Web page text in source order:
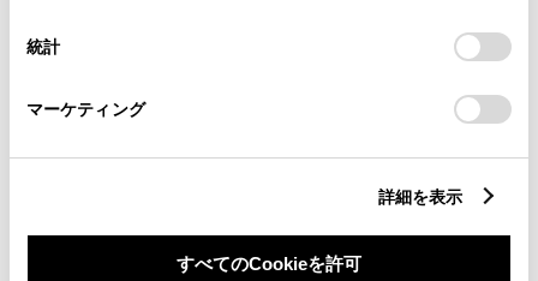
設定の変更、同意を撤回したりするにあたっては、当社の
「Cookie（クッキー）情報の取り扱いについて
」をご覧くだ
統計
マーケティング
詳細を表示
すべてのCookieを許可
チャットでのお問い合わせはお待たせ